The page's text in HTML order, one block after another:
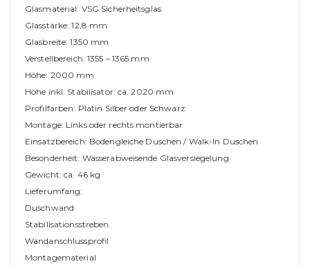
Glasmaterial: VSG Sicherheitsglas
Glasstärke: 12,8 mm
Glasbreite: 1350 mm
Verstellbereich: 1355 – 1365 mm
Höhe: 2000 mm
Höhe inkl. Stabilisator: ca. 2020 mm
Profilfarben: Platin Silber oder Schwarz
Montage: Links oder rechts montierbar
Einsatzbereich: Bodengleiche Duschen / Walk-In Duschen
Besonderheit: Wasserabweisende Glasversiegelung
Gewicht: ca. 46 kg
Lieferumfang:
Duschwand
Stabilisationsstreben
Wandanschlussprofil
Montagematerial